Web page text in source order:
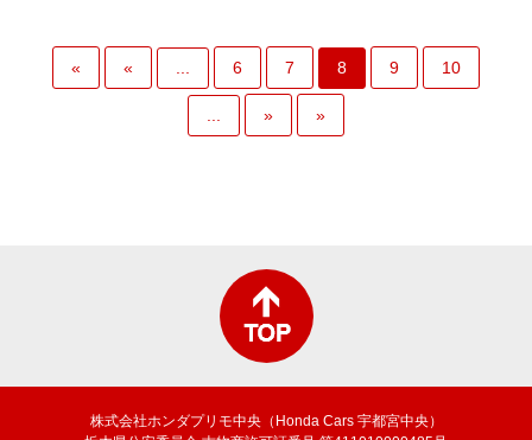
« « 6 7 8 9 10
» »
株式会社ホンダプリモ中央（Honda Cars 宇都宮中央）